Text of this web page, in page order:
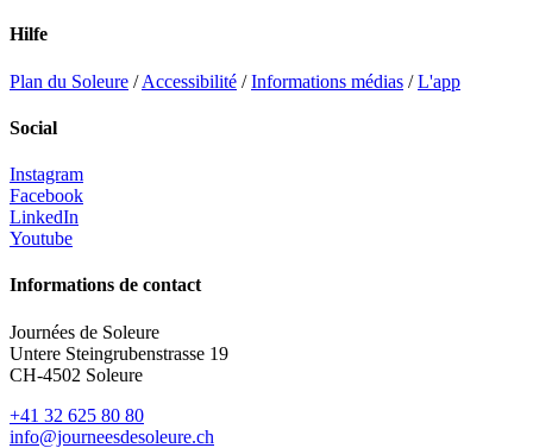
Hilfe
Plan du Soleure /Accessibilité /Informations médias /L'app
Social
Instagram
Facebook
LinkedIn
Youtube
Informations de contact
Journées de Soleure
Untere Steingrubenstrasse 19
CH-4502 Soleure
+41 32 625 80 80
info@journeesdesoleure.ch